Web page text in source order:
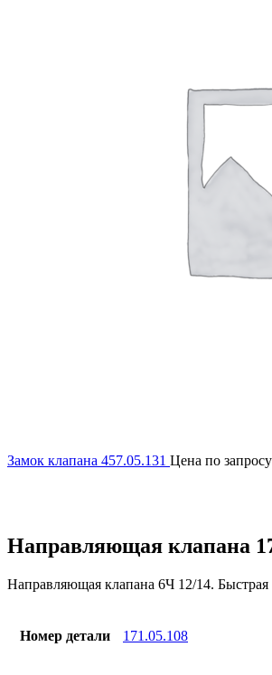
Замок клапана 457.05.131 Цена по запросу
Направляющая клапана
Направляющая клапана 6Ч 12/14. Быстрая
Номер детали 171.05.108